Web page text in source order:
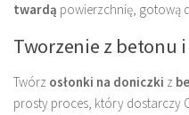
twardą powierzchnię, gotową
Tworzenie z betonu
Twórz osłonki na doniczki z
prosty proces, który dostarczy